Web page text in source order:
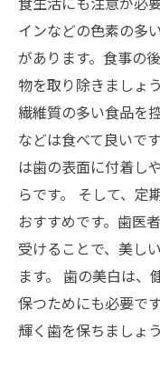
インなどの色素の多
があります。食事の
物を取り除きましょ
繊維質の多い食品を
などは食べて良いで
は歯の表面に付着し
らです。 そして、定
おすすめです。歯医
受けることで、美し
ます。 歯の美白は、
保つためにも必要で
輝く歯を保ちましょう